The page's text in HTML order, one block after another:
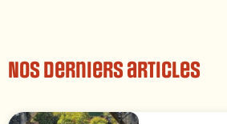
Nos derniers articles